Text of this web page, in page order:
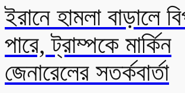
ইরানে হামলা বাড়ালে
পারে, ট্রাম্পকে মার্কিন
জেনারেলের সতর্কবার্তা